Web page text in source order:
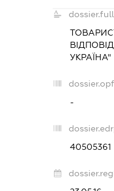
УКРАЇНА"
-
40505361